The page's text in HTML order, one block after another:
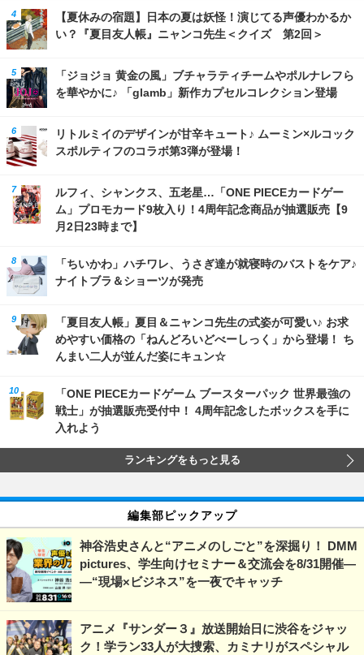
【夏休みの宿題】日本の夏は妖怪！演じてる声優わかるか
い？『夏目友人帳』ニャンコ先生＜クイズ 第2回＞
「ジョジョ 黄金の風」ブチャラティチームやポルナレフら
を華やかに♪ 「glamb」新作カプセルコレクション登場
リトルミイのデザインが甘辛キュート♪ ムーミン×ルコック
スポルティフのコラボ第3弾が登場！
ルフィ、シャンクス、五老星…「ONE PIECEカードゲー
ム」プロモカード9枚入り！4周年記念商品が抽選販売【9
月2日23時まで】
「ちいかわ」ハチワレ、うさぎ達が就寝時のバストをケア♪
ナイトブラ＆ショーツが発売
「夏目友人帳」夏目＆ニャンコ先生の式姿が可愛い♪ お求
めやすい価格の「ねんどろいどべーしっく」から登場！ ち
んまい二人が並んだ姿にキュン☆
「ONE PIECEカードゲーム ブースターパック 世界最強の
戦士」が抽選販売受付中！ 4周年記念したボックスを手に
入れよう
ランキングをもっと見る
編集部ピックアップ
神谷浩史さんと“アニメのしごと”を深掘り！ DMM
pictures、学生向けセミナー＆交流会を8/31開催―
―“現場×ビジネス”を一夜でキャッチ
アニメ『サンダー３』放送開始日に渋谷をジャッ
ク！学ラン33人が大捜索、カミナリがスペシャル